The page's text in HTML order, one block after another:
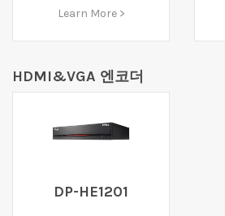
Learn More >
HDMI&VGA 엔코더
DP-HE1201